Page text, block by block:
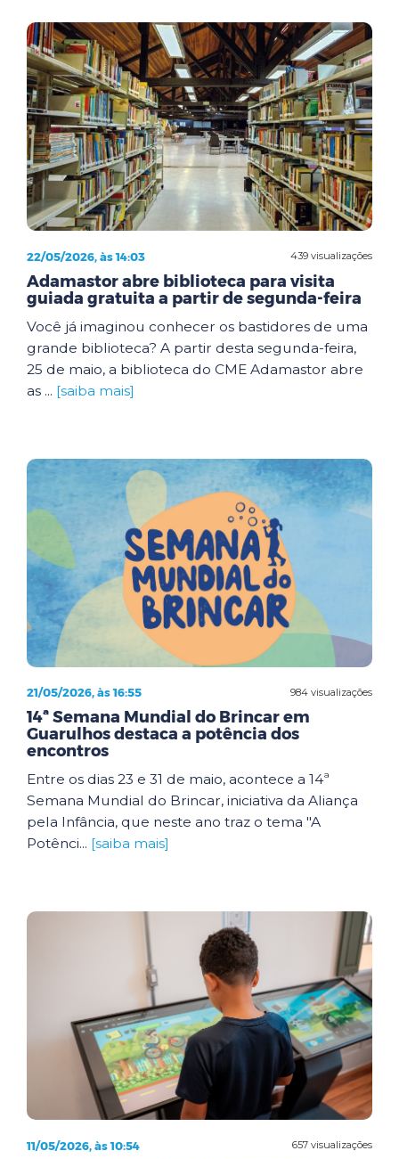
439 visualizações
22/05/2026, às 14:03
Adamastor abre biblioteca para visita
guiada gratuita a partir de segunda-feira
Você já imaginou conhecer os bastidores de uma
grande biblioteca? A partir desta segunda-feira,
25 de maio, a biblioteca do CME Adamastor abre
as ... [saiba mais]
984 visualizações
21/05/2026, às 16:55
14ª Semana Mundial do Brincar em
Guarulhos destaca a potência dos
encontros
Entre os dias 23 e 31 de maio, acontece a 14ª
Semana Mundial do Brincar, iniciativa da Aliança
pela Infância, que neste ano traz o tema "A
Potênci... [saiba mais]
657 visualizações
11/05/2026, às 10:54